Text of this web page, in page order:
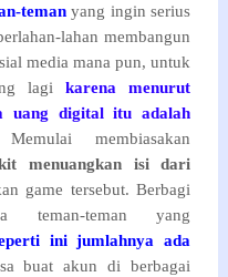
temanyang ingin serius
lahan membangun
media mana pun, untuk
lagikarena menurut
uang digital itu adalah
membiasakan
menuangkan isi dari
game tersebut. Berbagi
teman-teman yang
ini jumlahnya ada
buat akun di berbagai